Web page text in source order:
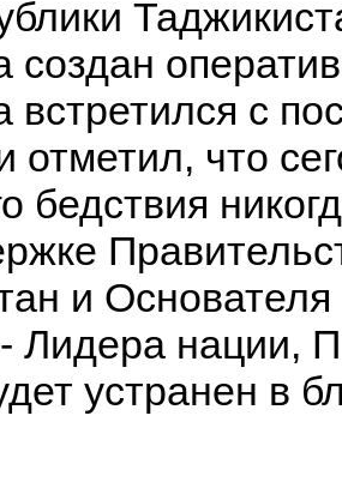
создан
встретился с
отметил, что
бедствия
и
Лидера нации,
устранен в